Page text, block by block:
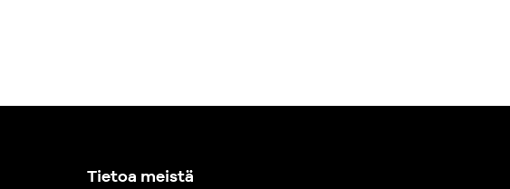
Tietoa meistä